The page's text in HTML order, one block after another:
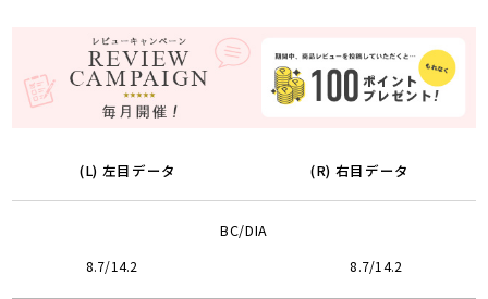
(L) 左目データ (R) 右目データ
BC/DIA
8.7/14.2 8.7/14.2